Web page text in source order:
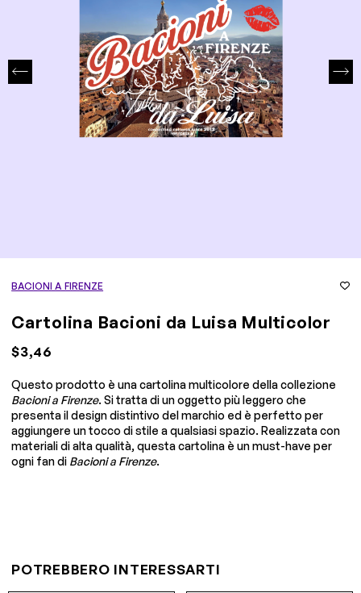
BACIONI A FIRENZE
Cartolina Bacioni da Luisa Multicolor
$3,46
Questo prodotto è una cartolina multicolore della collezione
Bacioni a Firenze. Si tratta di un oggetto più leggero che
presenta il design distintivo del marchio ed è perfetto per
aggiungere un tocco di stile a qualsiasi spazio. Realizzata con
materiali di alta qualità, questa cartolina è un must-have per
ogni fan di Bacioni a Firenze.
POTREBBERO INTERESSARTI
S/M L/XL S/ML/XL